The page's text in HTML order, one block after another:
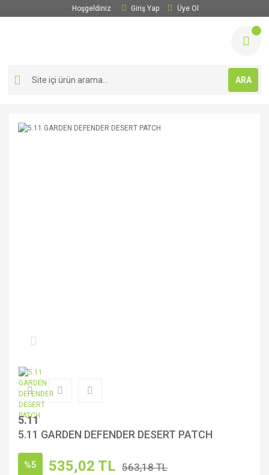
Hoşgeldiniz Giriş Yap Üye Ol
ARA
5.11
5.11 GARDEN DEFENDER DESERT PATCH
%5 535,02 TL 563,18 TL